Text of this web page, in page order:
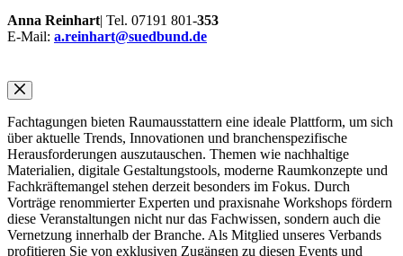
Anna Reinhart| Tel. 07191 801-353
E-Mail: a.reinhart@suedbund.de
Fachtagungen bieten Raumausstattern eine ideale Plattform, um sich
über aktuelle Trends, Innovationen und branchenspezifische
Herausforderungen auszutauschen. Themen wie nachhaltige
Materialien, digitale Gestaltungstools, moderne Raumkonzepte und
Fachkräftemangel stehen derzeit besonders im Fokus. Durch
Vorträge renommierter Experten und praxisnahe Workshops fördern
diese Veranstaltungen nicht nur das Fachwissen, sondern auch die
Vernetzung innerhalb der Branche. Als Mitglied unseres Verbands
profitieren Sie von exklusiven Zugängen zu diesen Events und